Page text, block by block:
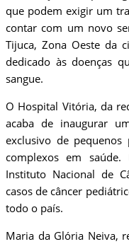
que podem exigir um
contar com um novo
Tijuca, Zona Oeste da
dedicado às doenças
sangue.
O Hospital Vitória, da
acaba de inaugurar
exclusivo de pequenos
complexos em
Instituto Nacional de
casos de câncer
todo o país.
Maria da Glória Neiva,